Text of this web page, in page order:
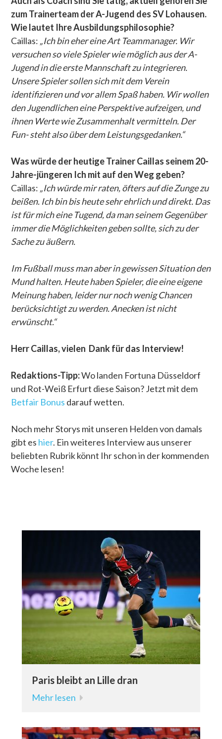
zum Trainerteam der A-Jugend des SV Lohausen.
Wie lautet Ihre Ausbildungsphilosophie?
Caillas: „Ich bin eher eine Art Teammanager. Wir
versuchen so viele Spieler wie möglich aus der A-
Jugend in die erste Mannschaft zu integrieren.
Unsere Spieler sollen sich mit dem Verein
identifizieren und vor allem Spaß haben. Wir wollen
den Jugendlichen eine Perspektive aufzeigen, und
ihnen Werte wie Zusammenhalt vermitteln. Der
Fun- steht also über dem Leistungsgedanken.“
Was würde der heutige Trainer Caillas seinem 20-
Jahre-jüngeren Ich mit auf den Weg geben?
Caillas: „Ich würde mir raten, öfters auf die Zunge zu
beißen. Ich bin bis heute sehr ehrlich und direkt. Das
ist für mich eine Tugend, da man seinem Gegenüber
immer die Möglichkeiten geben sollte, sich zu der
Sache zu äußern.
Im Fußball muss man aber in gewissen Situation den
Mund halten. Heute haben Spieler, die eine eigene
Meinung haben, leider nur noch wenig Chancen
berücksichtigt zu werden. Anecken ist nicht
erwünscht.“
Herr Caillas, vielen Dank für das Interview!
Redaktions-Tipp:Wo landen Fortuna Düsseldorf
und Rot-Weiß Erfurt diese Saison?Jetzt mit dem
Betfair Bonus darauf wetten.
Noch mehr Storys mit unseren Helden von damals
gibt es hier. Ein weiteres Interview aus unserer
beliebten Rubrik könnt Ihr schon in der kommenden
Woche lesen!
Paris bleibt an Lille dran
Mehr lesen